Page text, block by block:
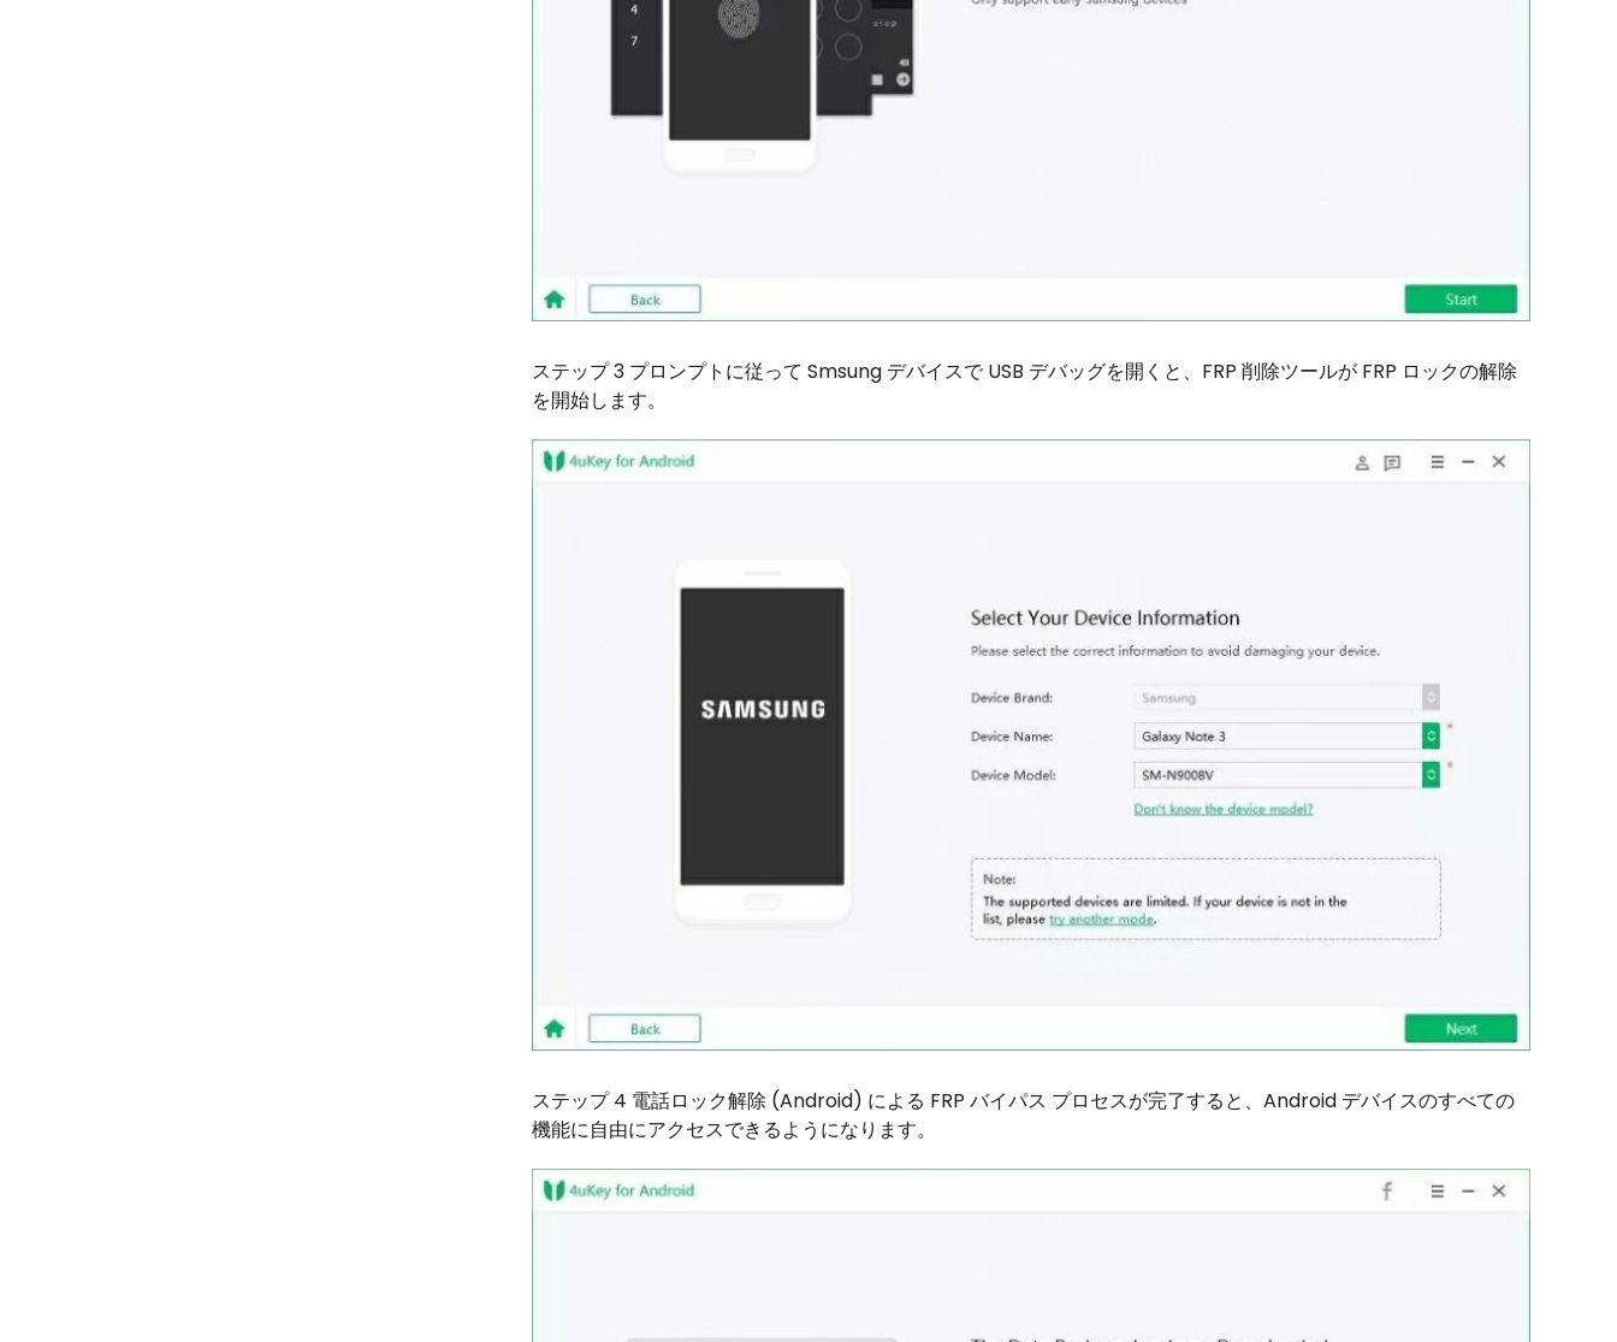
ステップ 3 プロンプトに従って Smsung デバイスで USB デバッグを開くと、FRP 削除ツールが FRP ロックの解除
を開始します。
ステップ 4 電話ロック解除 (Android) による FRP バイパス プロセスが完了すると、Android デバイスのすべての
機能に自由にアクセスできるようになります。